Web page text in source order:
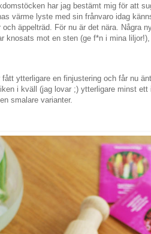
har jag bestämt mig för att
värme lyste med sin frånvaro idag
äppelträd. För nu är det nära. Några
knosats mot en sten (ge f*n i mina
ytterligare en finjustering och får nu
i kväll (jag lovar ;) ytterligare minst
smalare varianter.